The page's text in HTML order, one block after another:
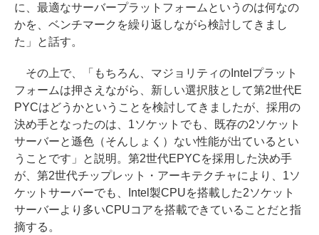
に、最適なサーバープラットフォームというのは何なの
かを、ベンチマークを繰り返しながら検討してきまし
た」と話す。
その上で、「もちろん、マジョリティのIntelプラット
フォームは押さえながら、新しい選択肢として第2世代E
PYCはどうかということを検討してきましたが、採用の
決め手となったのは、1ソケットでも、既存の2ソケット
サーバーと遜色（そんしょく）ない性能が出ているとい
うことです」と説明。第2世代EPYCを採用した決め手
が、第2世代チップレット・アーキテクチャにより、1ソ
ケットサーバーでも、Intel製CPUを搭載した2ソケット
サーバーより多いCPUコアを搭載できていることだと指
摘する。